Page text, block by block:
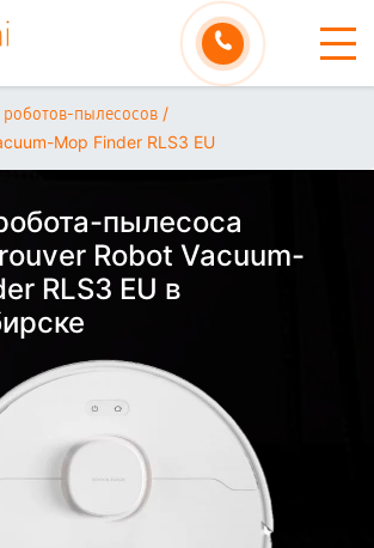
роботов-пылесосов /
Mop Finder RLS3 EU
пылесоса
Robot Vacuum-
RLS3 EU в